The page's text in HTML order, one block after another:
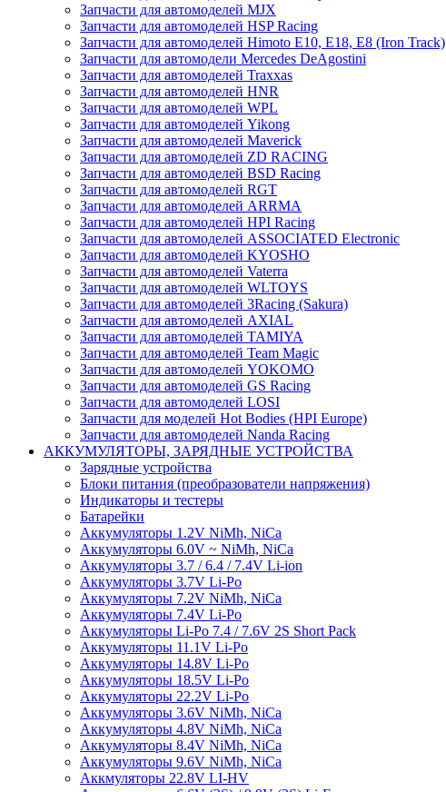
Запчасти для автомоделей MJX
Запчасти для автомоделей HSP Racing
Запчасти для автомоделей Himoto E10, E18, E8 (Iron Track)
Запчасти для автомодели Mercedes DeAgostini
Запчасти для автомоделей Traxxas
Запчасти для автомоделей HNR
Запчасти для автомоделей WPL
Запчасти для автомоделей Yikong
Запчасти для автомоделей Maverick
Запчасти для автомоделей ZD RACING
Запчасти для автомоделей BSD Racing
Запчасти для автомоделей RGT
Запчасти для автомоделей ARRMA
Запчасти для автомоделей HPI Racing
Запчасти для автомоделей ASSOCIATED Electronic
Запчасти для автомоделей KYOSHO
Запчасти для автомоделей Vaterra
Запчасти для автомоделей WLTOYS
Запчасти для автомоделей 3Racing (Sakura)
Запчасти для автомоделей AXIAL
Запчасти для автомоделей TAMIYA
Запчасти для автомоделей Team Magic
Запчасти для автомоделей YOKOMO
Запчасти для автомоделей GS Racing
Запчасти для автомоделей LOSI
Запчасти для моделей Hot Bodies (HPI Europe)
Запчасти для автомоделей Nanda Racing
АККУМУЛЯТОРЫ, ЗАРЯДНЫЕ УСТРОЙСТВА
Зарядные устройства
Блоки питания (преобразователи напряжения)
Индикаторы и тестеры
Батарейки
Аккумуляторы 1.2V NiMh, NiCa
Аккумуляторы 6.0V ~ NiMh, NiCa
Аккумуляторы 3.7 / 6.4 / 7.4V Li-ion
Аккумуляторы 3.7V Li-Po
Аккумуляторы 7.2V NiMh, NiCa
Аккумуляторы 7.4V Li-Po
Аккумуляторы Li-Po 7.4 / 7.6V 2S Short Pack
Аккумуляторы 11.1V Li-Po
Аккумуляторы 14.8V Li-Po
Аккумуляторы 18.5V Li-Po
Аккумуляторы 22.2V Li-Po
Аккумуляторы 3.6V NiMh, NiCa
Аккумуляторы 4.8V NiMh, NiCa
Аккумуляторы 8.4V NiMh, NiCa
Аккумуляторы 9.6V NiMh, NiCa
Аккмуляторы 22.8V LI-HV